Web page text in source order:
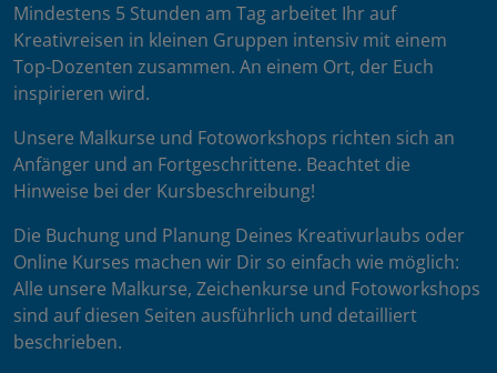
Mindestens 5 Stunden am Tag arbeitet Ihr auf
Kreativreisen in kleinen Gruppen intensiv mit einem
Top-Dozenten zusammen. An einem Ort, der Euch
inspirieren wird.
Unsere Malkurse und Fotoworkshops richten sich an
Anfänger und an Fortgeschrittene. Beachtet die
Hinweise bei der Kursbeschreibung!
Die Buchung und Planung Deines Kreativurlaubs oder
Online Kurses machen wir Dir so einfach wie möglich:
Alle unsere Malkurse, Zeichenkurse und Fotoworkshops
sind auf diesen Seiten ausführlich und detailliert
beschrieben.